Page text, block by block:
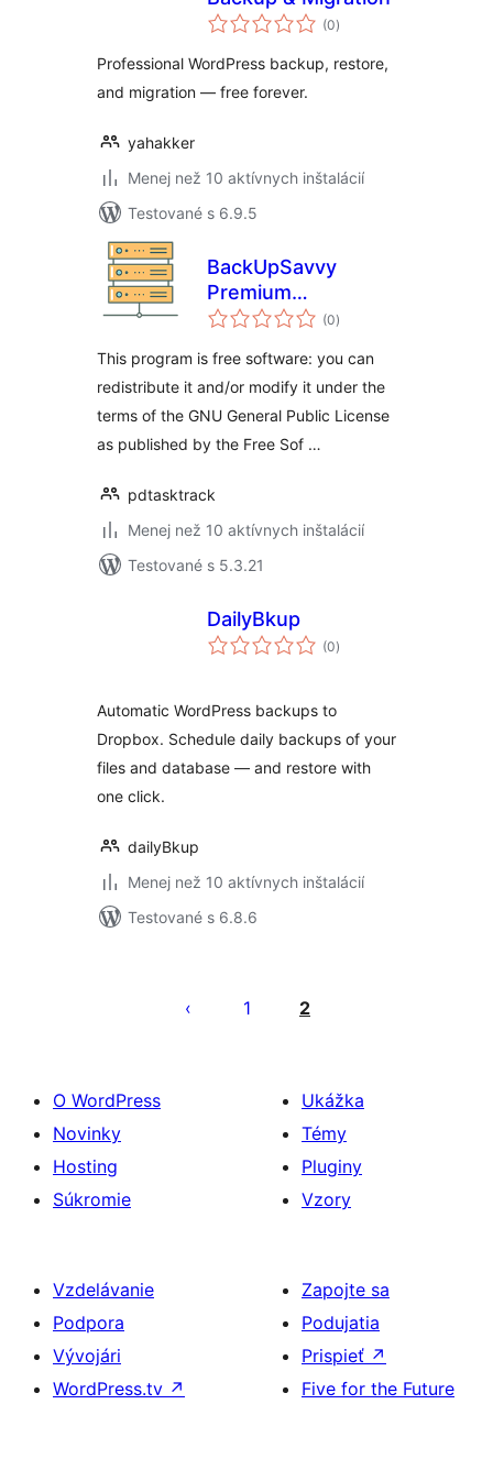
(0celkové
hodnotenie
)
Professional WordPress backup, restore,
and migration — free forever.
yahakker
Menej než 10 aktívnych inštalácií
Testované s 6.9.5
BackUpSavvy
Premium
wordpress plugin
(0celkové
hodnotenie
)
This program is free software: you can
redistribute it and/or modify it under the
terms of the GNU General Public License
as published by the Free Sof …
pdtasktrack
Menej než 10 aktívnych inštalácií
Testované s 5.3.21
DailyBkup
(0celkové
hodnotenie
)
Automatic WordPress backups to
Dropbox. Schedule daily backups of your
files and database — and restore with
one click.
dailyBkup
Menej než 10 aktívnych inštalácií
Testované s 6.8.6
príspevkov
1 2
O WordPress
Novinky
Hosting
Súkromie
Ukážka
Témy
Pluginy
Vzory
Vzdelávanie
Podpora
Vývojári
WordPress.tv ↗
Zapojte sa
Podujatia
Prispieť ↗
Five for the Future